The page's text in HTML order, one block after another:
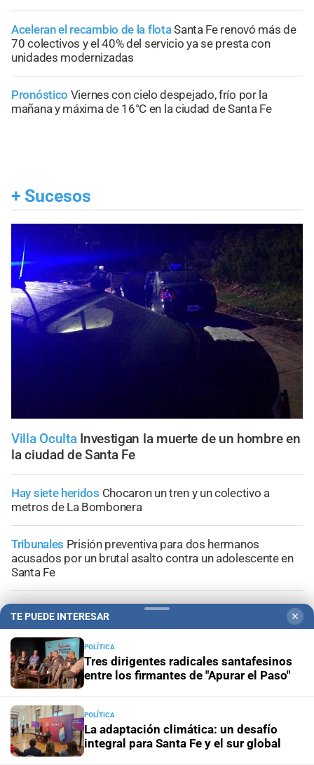
Aceleran el recambio de la flotaSanta Fe renovó más de
70 colectivos y el 40% del servicio ya se presta con
unidades modernizadas
Pronóstico Viernes con cielo despejado, frío por la
mañana y máxima de 16°C en la ciudad de Santa Fe
+ Sucesos
Villa Oculta Investigan la muerte de un hombre en
la ciudad de Santa Fe
Hay siete heridos Chocaron un tren y un colectivo a
metros de La Bombonera
Tribunales Prisión preventiva para dos hermanos
acusados por un brutal asalto contra un adolescente en
Santa Fe
Allanamientos simultáneosDiez detenidos por un
megaoperativo contra el microtráfico en San Justo
Conflicto judicialBuscan identificar a los autores de las
amenazas contra un médico, un abogado y un periodista
TE PUEDE INTERESAR ✕
POLÍTICA
Tres dirigentes radicales santafesinos
entre los firmantes de "Apurar el Paso"
POLÍTICA
La adaptación climática: un desafío
integral para Santa Fe y el sur global